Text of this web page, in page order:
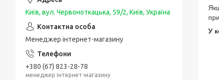
У
Київ, вул. Червоноткацька, 59/2, Київ, Україна
Менеджер інтернет-магазину
+380 (67) 823-28-78
менеджер інтернет-магазину